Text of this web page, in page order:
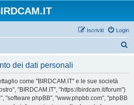
Login
Iscriviti
dei dati personali
come "BIRDCAM.IT" e le sue società
"BIRDCAM.IT", "https://birdcam.it/forum")
"software phpBB", "www.phpbb.com", "phpBB